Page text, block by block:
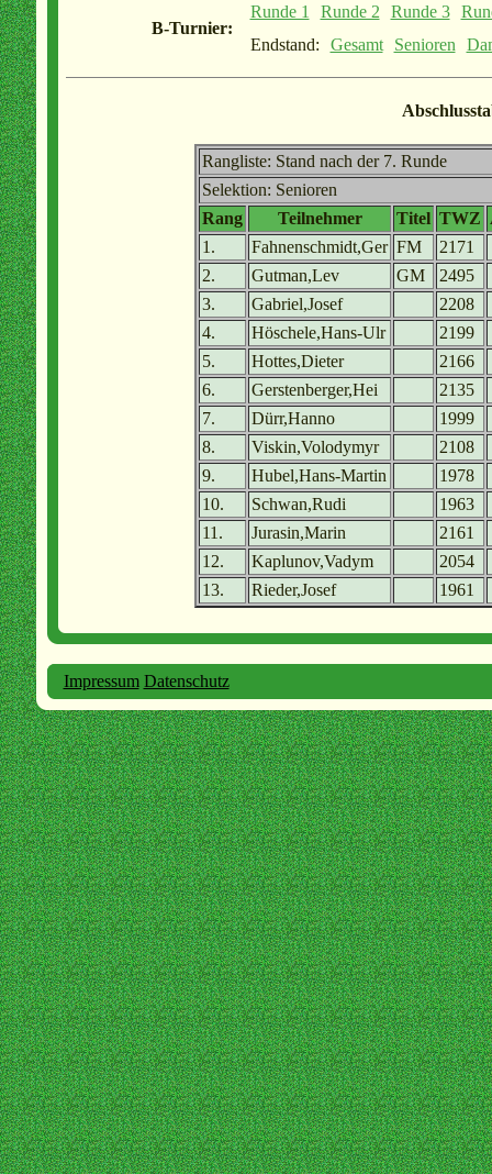
B-Turnier:
Runde 1 Runde 2 Runde 3
Endstand:
Gesamt Senioren
Rangliste: Stand nach der 7. Runde
Selektion: Senioren
Rang
Teilnehmer Titel TWZ
1.
Fahnenschmidt,Ger FM
2171
2.
Gutman,Lev GM
2495
3.
Gabriel,Josef
2208
4.
Höschele,Hans-Ulr
2199
5.
Hottes,Dieter
2166
6.
Gerstenberger,Hei
2135
7.
Dürr,Hanno
1999
8.
Viskin,Volodymyr
2108
9.
Hubel,Hans-Martin
1978
10.
Schwan,Rudi
1963
11.
Jurasin,Marin
2161
12.
Kaplunov,Vadym
2054
13.
Rieder,Josef 1961
Impressum Datenschutz